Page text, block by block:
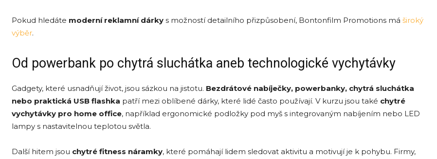
Pokud hledáte moderní reklamní dárky s možností detailního přizpůsobení, Bontonfilm Promotions má široký
výběr.
Od powerbank po chytrá sluchátka aneb technologické vychytávky
Gadgety, které usnadňují život, jsou sázkou na jistotu. Bezdrátové nabíječky, powerbanky, chytrá sluchátka
nebo praktická USB flashka patří mezi oblíbené dárky, které lidé často používají. V kurzu jsou také chytré
vychytávky pro home office, například ergonomické podložky pod myš s integrovaným nabíjením nebo LED
lampy s nastavitelnou teplotou světla.
Další hitem jsou chytré fitness náramky, které pomáhají lidem sledovat aktivitu a motivují je k pohybu. Firmy,